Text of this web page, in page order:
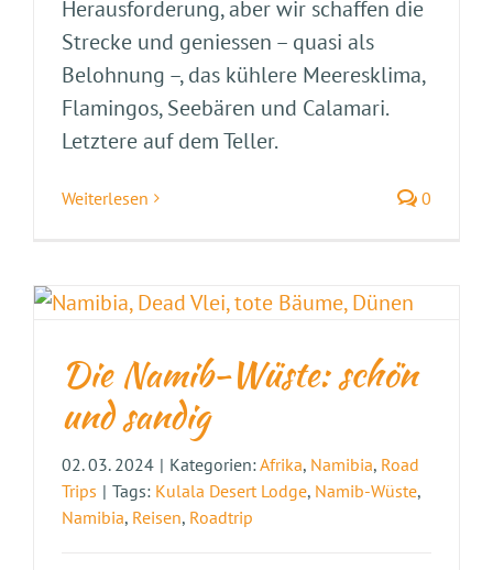
Herausforderung, aber wir schaffen die
Strecke und geniessen – quasi als
Belohnung –, das kühlere Meeresklima,
Flamingos, Seebären und Calamari.
Letztere auf dem Teller.
Weiterlesen 0
Die Namib-Wüste: schön
und sandig
02. 03. 2024 | Kategorien:Afrika, Namibia, Road
Trips | Tags: Kulala Desert Lodge, Namib-Wüste,
Namibia, Reisen, Roadtrip